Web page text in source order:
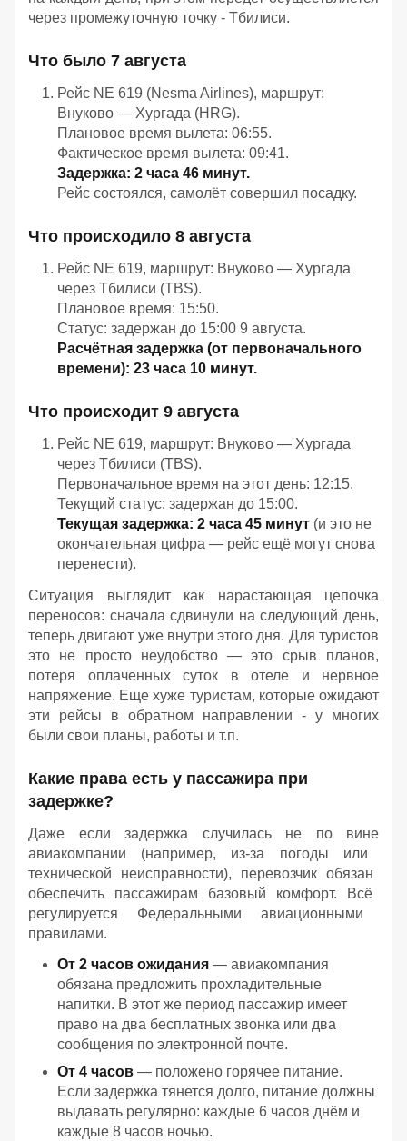
через промежуточную точку - Тбилиси.
Что было 7 августа
Рейс NE 619 (Nesma Airlines), маршрут:
Внуково — Хургада (HRG).
Плановое время вылета: 06:55.
Фактическое время вылета: 09:41.
Задержка: 2 часа 46 минут.
Рейс состоялся, самолёт совершил посадку.
Что происходило 8 августа
Рейс NE 619, маршрут: Внуково — Хургада
через Тбилиси (TBS).
Плановое время: 15:50.
Статус: задержан до 15:00 9 августа.
Расчётная задержка (от первоначального
времени): 23 часа 10 минут.
Что происходит 9 августа
Рейс NE 619, маршрут: Внуково — Хургада
через Тбилиси (TBS).
Первоначальное время на этот день: 12:15.
Текущий статус: задержан до 15:00.
Текущая задержка: 2 часа 45 минут (и это не
окончательная цифра — рейс ещё могут снова
перенести).
Ситуация выглядит как нарастающая цепочка
переносов: сначала сдвинули на следующий день,
теперь двигают уже внутри этого дня. Для туристов
это не просто неудобство — это срыв планов,
потеря оплаченных суток в отеле и нервное
напряжение. Еще хуже туристам, которые ожидают
эти рейсы в обратном направлении - у многих
были свои планы, работы и т.п.
Какие права есть у пассажира при
задержке?
Даже если задержка случиласьне повине
авиакомпании (например, из‑за погоды или
технической неисправности), перевозчик обязан
обеспечить пассажирам базовый комфорт. Всё
регулируется Федеральными авиационными
правилами.
От 2 часов ожидания — авиакомпания
обязана предложить прохладительные
напитки. В этот же период пассажир имеет
право на два бесплатных звонка или два
сообщения по электронной почте.
От 4 часов — положено горячее питание.
Если задержка тянется долго, питание должны
выдавать регулярно: каждые 6 часов днём и
каждые 8 часов ночью.